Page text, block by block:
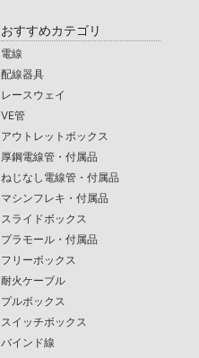
おすすめカテゴリ
電線
配線器具
レースウェイ
VE管
アウトレットボックス
厚鋼電線管・付属品
ねじなし電線管・付属品
マシンフレキ・付属品
スライドボックス
プラモール・付属品
フリーボックス
耐火ケーブル
プルボックス
スイッチボックス
バインド線